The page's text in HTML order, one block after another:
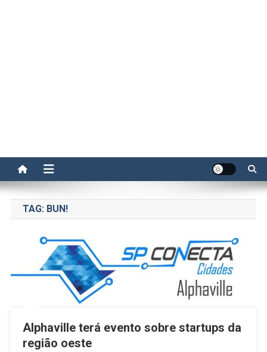
TAG: BUN!
Alphaville terá evento sobre startups da
região oeste